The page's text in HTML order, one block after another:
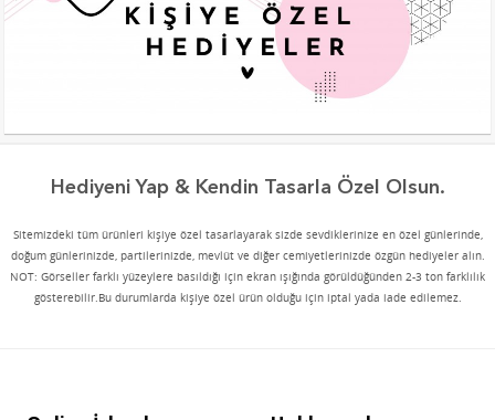
Hediyeni Yap & Kendin Tasarla Özel Olsun.
Sitemizdeki tüm ürünleri kişiye özel tasarlayarak sizde sevdiklerinize en özel günlerinde,
doğum günlerinizde, partilerinizde, mevlüt ve diğer cemiyetlerinizde özgün hediyeler alın.
NOT: Görseller farklı yüzeylere basıldığı için ekran ışığında görüldüğünden 2-3 ton farklılık
gösterebilir.Bu durumlarda kişiye özel ürün olduğu için iptal yada iade edilemez.